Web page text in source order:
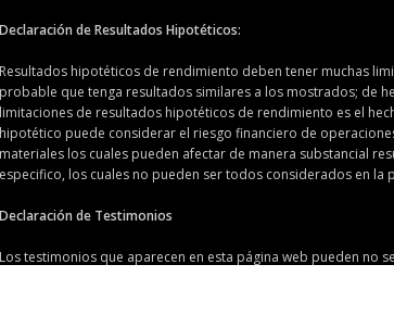
Declaración de Resultados Hipotéticos:
Resultados hipotéticos de rendimiento deben tener muchas
probable que tenga resultados similares a los mostrados; de
limitaciones de resultados hipotéticos de rendimiento es el
hipotético puede considerar el riesgo financiero de
materiales los cuales pueden afectar de manera substancial
especifico, los cuales no pueden ser todos considerados en
Declaración de Testimonios
Los testimonios que aparecen en esta página web pueden no